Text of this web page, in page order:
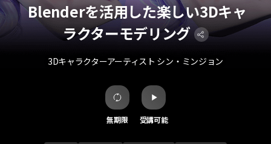
Blenderを活用した楽しい3Dキャ
ラクターモデリング
3Dキャラクターアーティスト シン・ミンジョン
無期限 受講可能